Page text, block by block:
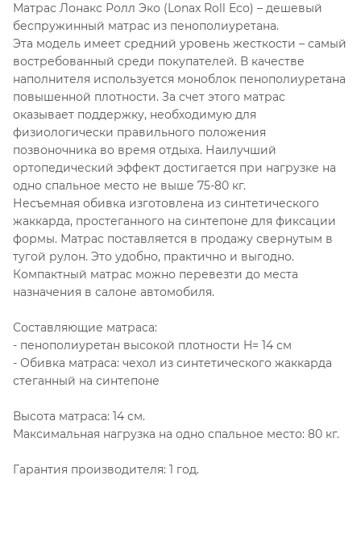
Матрас Лонакс Ролл Эко (Lonax Roll Eco) – дешевый
беспружинный матрас из пенополиуретана.
Эта модель имеет средний уровень жесткости – самый
востребованный среди покупателей. В качестве
наполнителя используется моноблок пенополиуретана
повышенной плотности. За счет этого матрас
оказывает поддержку, необходимую для
физиологически правильного положения
позвоночника во время отдыха. Наилучший
ортопедический эффект достигается при нагрузке на
одно спальное место не выше 75-80 кг.
Несъемная обивка изготовлена из синтетического
жаккарда, простеганного на синтепоне для фиксации
формы. Матрас поставляется в продажу свернутым в
тугой рулон. Это удобно, практично и выгодно.
Компактный матрас можно перевезти до места
назначения в салоне автомобиля.
Составляющие матраса:
- пенополиуретан высокой плотности H= 14 см
- Обивка матраса: чехол из синтетического жаккарда
стеганный на синтепоне
Высота матраса: 14 см.
Максимальная нагрузка на одно спальное место: 80 кг.
Гарантия производителя: 1 год.